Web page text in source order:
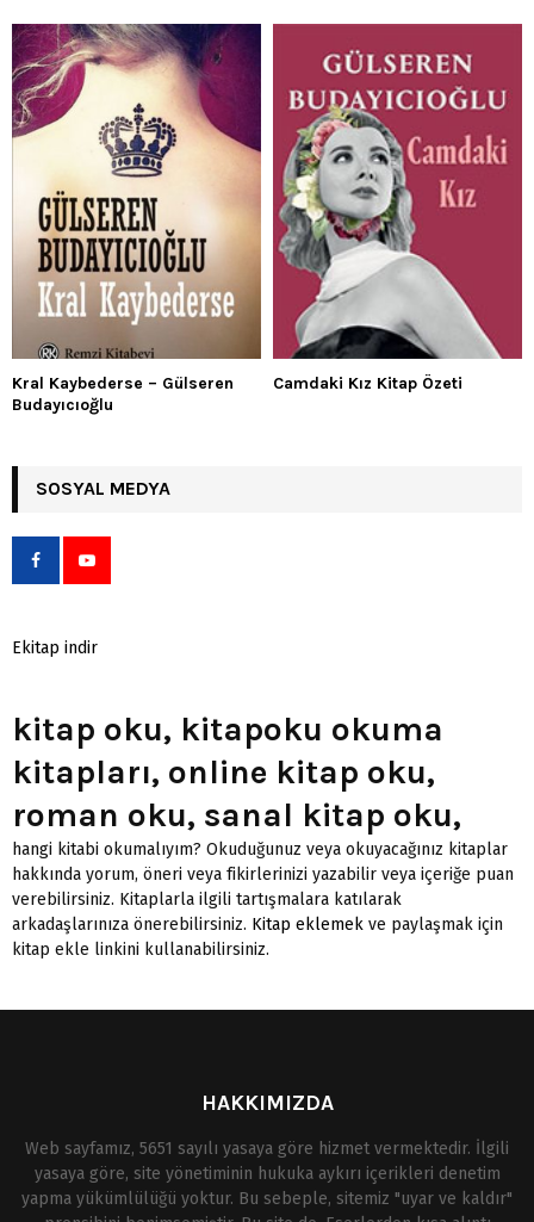
Kral Kaybederse – Gülseren
Budayıcıoğlu
Camdaki Kız Kitap Özeti
SOSYAL MEDYA
Ekitap indir
kitap oku, kitapoku okuma
kitapları, online kitap oku,
roman oku, sanal kitap oku,
hangi kitabi okumalıyım? Okuduğunuz veya okuyacağınız kitaplar
hakkında yorum, öneri veya fikirlerinizi yazabilir veya içeriğe puan
verebilirsiniz. Kitaplarla ilgili tartışmalara katılarak
arkadaşlarınıza önerebilirsiniz. Kitap eklemek ve paylaşmak için
kitap ekle linkini kullanabilirsiniz.
HAKKIMIZDA
Web sayfamız, 5651 sayılı yasaya göre hizmet vermektedir. İlgili
yasaya göre, site yönetiminin hukuka aykırı içerikleri denetim
yapma yükümlülüğü yoktur. Bu sebeple, sitemiz "uyar ve kaldır"